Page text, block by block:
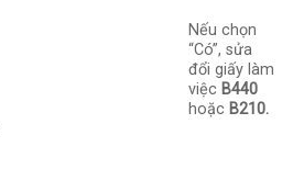
Nếu chọn
“Có”, sửa
đổi giấy làm
việc B440
hoặc B210.